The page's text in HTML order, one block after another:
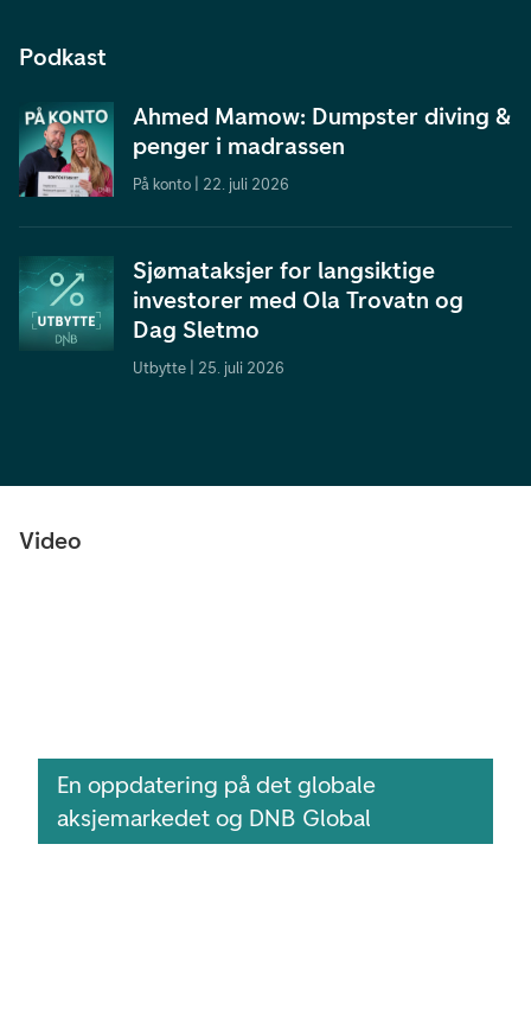
Podkast
Ahmed Mamow: Dumpster diving &
penger i madrassen
På konto | 22. juli 2026
Sjømataksjer for langsiktige
investorer med Ola Trovatn og
Dag Sletmo
Utbytte | 25. juli 2026
Video
En oppdatering på det globale
aksjemarkedet og DNB Global